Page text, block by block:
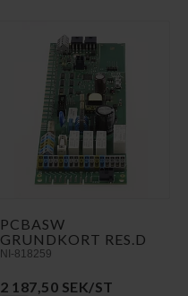
PCBASW
GRUNDKORT RES.D
NI-818259
2 187,50 SEK/ST